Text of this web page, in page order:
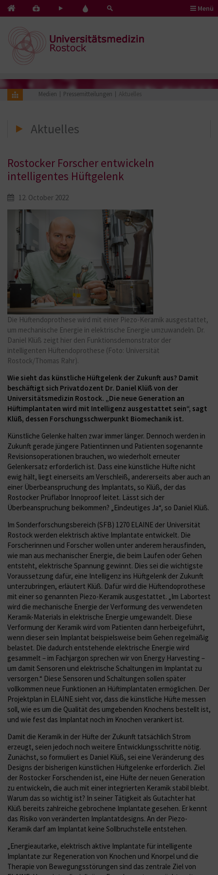
Kontakt
Notfälle
Pflege
Herz
Blut
Menü
Medien Pressemitteilungen Aktuelles
Aktuelles
Rostocker Forscher entwickeln
intelligentes Hüftgelenk
12. October 2022
Die Hüftendoprothese wird mit einer Piezo-Keramik ausgestattet,
um mechanische Energie in elektrische Energie umzuwandeln. Dr.
Daniel Klüß zeigt hier den Funktionsdemonstrator der
intelligenten Hüftendoprothese (Foto: Universität
Rostock/Thomas Rahr).
Wie sieht das künstliche Hüftgelenk der Zukunft aus? Damit
beschäftigt sich Privatdozent Dr. Daniel Klüß von der
Universitätsmedizin Rostock. „Die neue Generation an
Hüftimplantaten wird mit Intelligenz ausgestattet sein“, sagt
Klüß, dessen Forschungsschwerpunkt Biomechanik ist.
Künstliche Gelenke halten zwar immer länger. Dennoch werden in
Zukunft gerade jüngere Patientinnen und Patienten sogenannte
Revisionsoperationen brauchen, wo wiederholt erneuter
Gelenkersatz erforderlich ist. Dass eine künstliche Hüfte nicht
ewig hält, liegt einerseits am Verschleiß, andererseits aber auch an
einer Überbeanspruchung des Implantats, so Klüß, der das
Rostocker Prüflabor Innoproof leitet. Lässt sich der
Überbeanspruchung beikommen? „Eindeutiges Ja“, so Daniel Klüß.
Im Sonderforschungsbereich (SFB) 1270 ELAINE der Universität
Rostock werden elektrisch aktive Implantate entwickelt. Die
Forscherinnen und Forscher wollen unter anderem herausfinden,
wie man aus mechanischer Energie, die beim Laufen oder Gehen
entsteht, elektrische Spannung gewinnt. Dies sei die wichtigste
Voraussetzung dafür, eine Intelligenz ins Hüftgelenk der Zukunft
unterzubringen, erläutert Klüß. Dafür wird die Hüftendoprothese
mit einer so genannten Piezo-Keramik ausgestattet. „Im Labortest
wird die mechanische Energie der Verformung des verwendeten
Keramik-Materials in elektrische Energie umgewandelt. Diese
Verformung der Keramik wird vom Patienten dann herbeigeführt,
wenn dieser sein Implantat beispielsweise beim Gehen regelmäßig
belastet. Die dadurch entstehende elektrische Energie wird
gesammelt – im Fachjargon sprechen wir von Energy Harvesting –
um damit Sensoren und elektrische Schaltungen im Implantat zu
versorgen.“ Diese Sensoren und Schaltungen sollen später
vollkommen neue Funktionen an Hüftimplantaten ermöglichen. Der
Projektplan in ELAINE sieht vor, dass die künstliche Hüfte messen
soll, wie es um die Qualität des umgebenden Knochens bestellt ist,
und wie fest das Implantat noch im Knochen verankert ist.
Damit die Keramik in der Hüfte der Zukunft tatsächlich Strom
erzeugt, seien jedoch noch weitere Entwicklungsschritte nötig.
Zunächst, so formuliert es Daniel Klüß, sei eine Veränderung des
Designs der bisherigen künstlichen Hüftgelenke erforderlich. Ziel
der Rostocker Forschenden ist, eine Hüfte der neuen Generation
zu entwickeln, die auch mit einer integrierten Keramik stabil bleibt.
Warum das so wichtig ist? In seiner Tätigkeit als Gutachter hat
Klüß bereits zahlreiche gebrochene Implantate gesehen. Er kennt
das Risiko von veränderten Implantatdesigns. An der Piezo-
Keramik darf am Implantat keine Sollbruchstelle entstehen.
„Energieautarke, elektrisch aktive Implantate für intelligente
Implantate zur Regeneration von Knochen und Knorpel und die
Therapie von Bewegungsstörungen sind das zentrale Ziel von